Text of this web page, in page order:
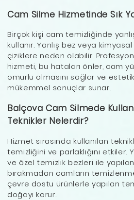
Cam Silme Hizmetinde Sık
Birçok kişi cam temizliğinde
kullanır. Yanlış bez veya
çiziklere neden olabilir.
hizmeti, bu hataları önler, cam
ömürlü olmasını sağlar ve
mükemmel sonuçlar sunar.
Balçova Cam Silmede
Teknikler Nelerdir?
Hizmet sırasında kullanılan
temizliğini ve parlaklığını etkiler.
ve özel temizlik bezleri ile
bırakmadan camların
çevre dostu ürünlerle yapılan
doğayı korur.